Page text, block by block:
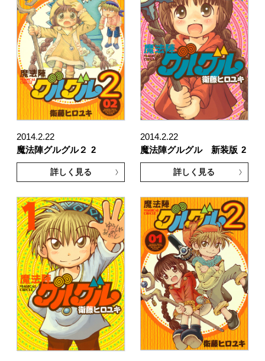
2014.2.22
魔法陣グルグル２ 2
詳しく見る
2014.2.22
魔法陣グルグル 新装版 2
詳しく見る